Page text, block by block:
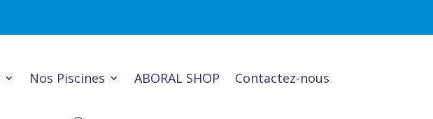
Nos Piscines ABORAL SHOP Contactez-nous